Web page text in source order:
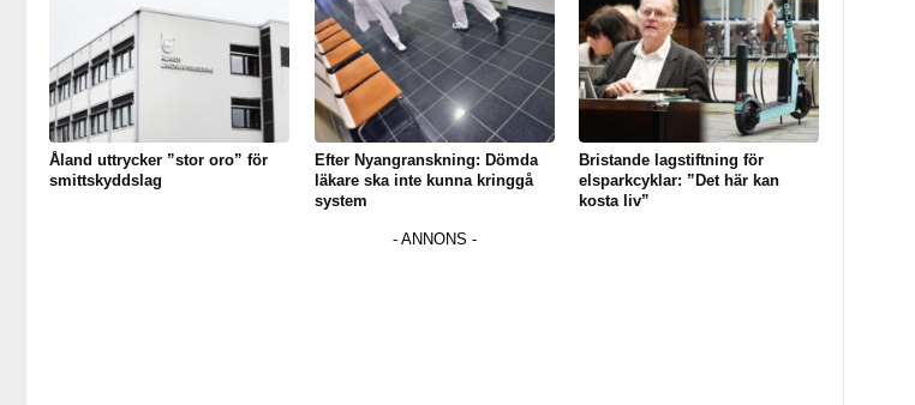
Åland uttrycker ”stor oro” för
smittskyddslag
Efter Nyangranskning: Dömda
läkare ska inte kunna kringgå
system
Bristande lagstiftning för
elsparkcyklar: ”Det här kan
kosta liv”